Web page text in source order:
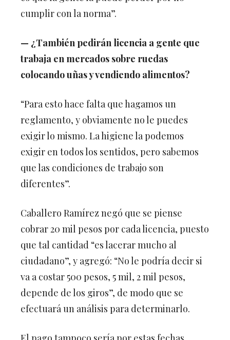
cumplir con la norma”.
— ¿También pedirán licencia
a gente que
trabaja en mercados sobre ruedas
colocando uñas y vendiendo alimentos?
“Para esto hace falta que hagamos un
reglamento, y obviamente no le puedes
exigir lo mismo. La higiene la podemos
exigir en todos los sentidos, pero sabemos
que las condiciones de trabajo son
diferentes”.
Caballero Ramírez negó que se piense
cobrar 20 mil pesos por cada licencia, puesto
que tal cantidad “es lacerar mucho al
ciudadano”, y agregó: “No le podría decir si
va a costar 500 pesos, 5 mil, 2 mil pesos,
depende de los giros”, de modo que se
efectuará un análisis para determinarlo.
El pago tampoco sería por estas fechas,